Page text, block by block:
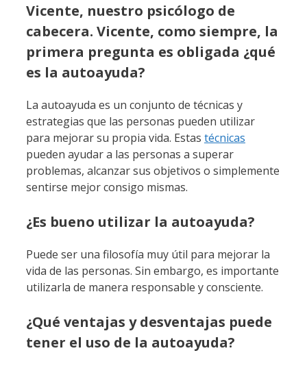
Vicente, nuestro psicólogo de
cabecera. Vicente, como siempre, la
primera pregunta es obligada ¿qué
es la autoayuda?
La autoayuda es un conjunto de técnicas y
estrategias que las personas pueden utilizar
para mejorar su propia vida. Estas técnicas
pueden ayudar a las personas a superar
problemas, alcanzar sus objetivos o simplemente
sentirse mejor consigo mismas.
¿Es bueno utilizar la autoayuda?
Puede ser una filosofía muy útil para mejorar la
vida de las personas. Sin embargo, es importante
utilizarla de manera responsable y consciente.
¿Qué ventajas y desventajas puede
tener el uso de la autoayuda?